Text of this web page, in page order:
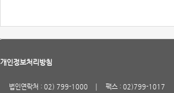
개인정보처리방침
법인연락처 : 02) 799-1000
팩스 : 02)799-1017